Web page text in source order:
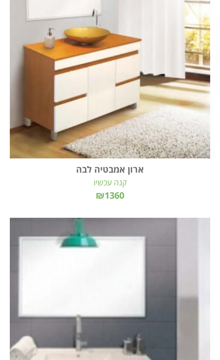
ארון אמבטיה לבה
₪1360
קנה עכשיו